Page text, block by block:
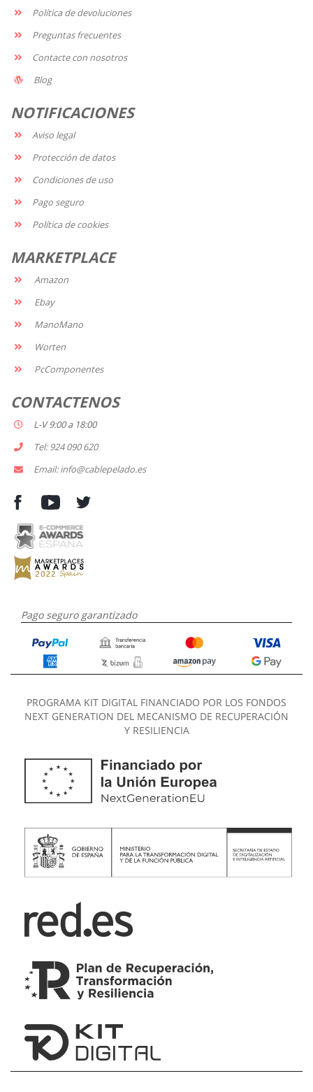
Política de devoluciones
Preguntas frecuentes
Contacte con nosotros
Blog
NOTIFICACIONES
Aviso legal
Protección de datos
Condiciones de uso
Pago seguro
Política de cookies
MARKETPLACE
Amazon
Ebay
ManoMano
Worten
PcComponentes
CONTACTENOS
L-V 9:00 a 18:00
Tel: 924 090 620
Email: info@cablepelado.es
Pago seguro garantizado
PROGRAMA KIT DIGITAL FINANCIADO POR LOS FONDOS
NEXT GENERATION DEL MECANISMO DE RECUPERACIÓN
Y RESILIENCIA